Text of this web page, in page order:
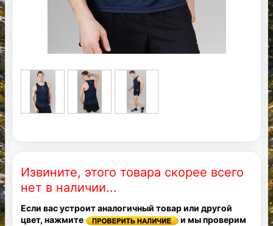
Извините, этого товара скорее всего
нет в наличии...
Если вас устроит аналогичный товар или другой
цвет, нажмите
и мы проверим